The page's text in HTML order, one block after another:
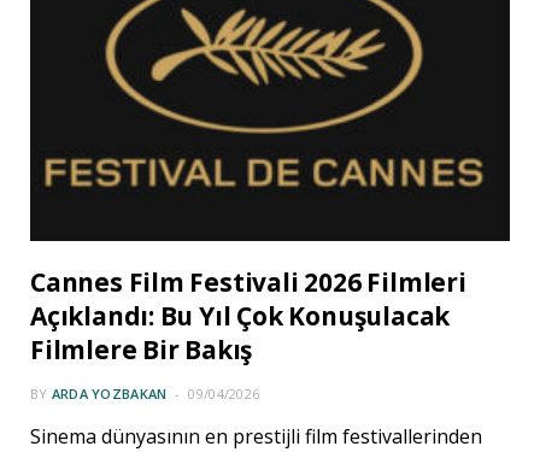
Cannes Film Festivali 2026 Filmleri
Açıklandı: Bu Yıl Çok Konuşulacak
Filmlere Bir Bakış
BY ARDA YOZBAKAN 09/04/2026
Sinema dünyasının en prestijli film festivallerinden